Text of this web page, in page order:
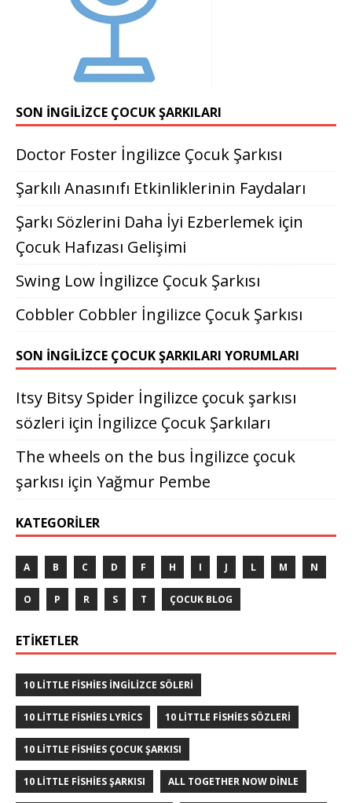
SON İNGILIZCE ÇOCUK ŞARKILARI
Doctor Foster İngilizce Çocuk Şarkısı
Şarkılı Anasınıfı Etkinliklerinin Faydaları
Şarkı Sözlerini Daha İyi Ezberlemek için
Çocuk Hafızası Gelişimi
Swing Low İngilizce Çocuk Şarkısı
Cobbler Cobbler İngilizce Çocuk Şarkısı
SON İNGILIZCE ÇOCUK ŞARKILARI YORUMLARI
Itsy Bitsy Spider İngilizce çocuk şarkısı
sözleri için İngilizce Çocuk Şarkıları
The wheels on the bus İngilizce çocuk
şarkısı için Yağmur Pembe
KATEGORILER
A B C D F H I J L M N
O P R S T ÇOCUK BLOG
ETIKETLER
10 LITTLE FISHIES INGILIZCE SÖLERI
10 LITTLE FISHIES LYRICS 10 LITTLE FISHIES SÖZLERI
10 LITTLE FISHIES ÇOCUK ŞARKISI
10 LITTLE FISHIES ŞARKISI ALL TOGETHER NOW DINLE